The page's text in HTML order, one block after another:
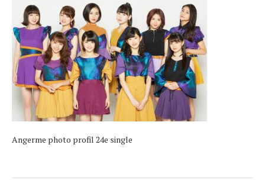
Angerme photo profil 24e single